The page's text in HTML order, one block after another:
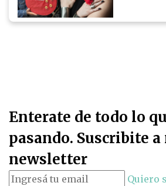
Enterate de todo lo
pasando. Suscribite
newsletter
Quiero